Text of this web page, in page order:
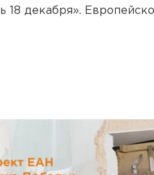
18 декабря».